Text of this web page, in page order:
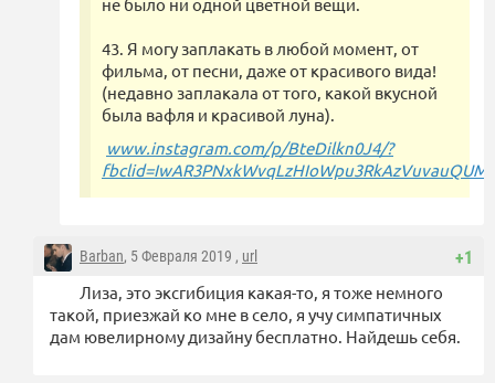
43. Я могу заплакать в любой момент, от
фильма, от песни, даже от красивого вида!
(недавно заплакала от того, какой вкусной
была вафля и красивой луна).
www.instagram.com/p/BteDilkn0J4/?
+1
Barban, 5 Февраля 2019 , url
Лиза, это эксгибиция какая-то, я тоже немного
такой, приезжай ко мне в село, я учу симпатичных
дам ювелирному дизайну бесплатно. Найдешь себя.